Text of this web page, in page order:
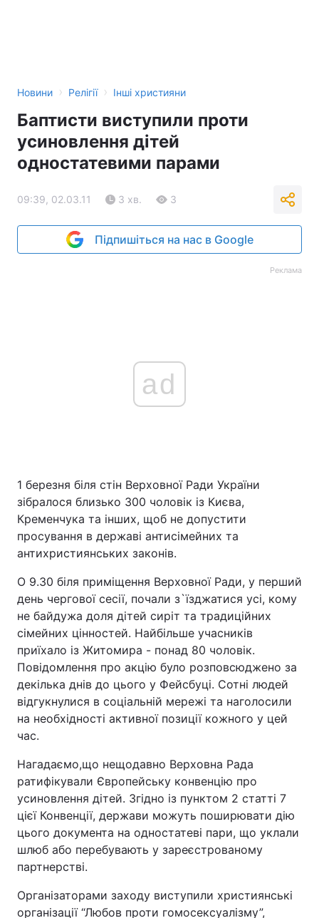
Новини › Релігії › Інші християни
Баптисти виступили проти
усиновлення дітей
одностатевими парами
09:39, 02.03.11 3 хв. 3
Підпишіться на нас в Google
Реклама
ad
1 березня біля стін Верховної Ради України
зібралося близько 300 чоловік із Києва,
Кременчука та інших, щоб не допустити
просування в державі антисімейних та
антихристиянських законів.
О 9.30 біля приміщення Верховної Ради, у перший
день чергової сесії, почали з`їзджатися усі, кому
не байдужа доля дітей сиріт та традиційних
сімейних цінностей. Найбільше учасників
приїхало із Житомира - понад 80 чоловік.
Повідомлення про акцію було розповсюджено за
декілька днів до цього у Фейсбуці. Сотні людей
відгукнулися в соціальній мережі та наголосили
на необхідності активної позиції кожного у цей
час.
Нагадаємо,що нещодавно Верховна Рада
ратифікували Європейську конвенцію про
усиновлення дітей. Згідно із пунктом 2 статті 7
цієї Конвенції, держави можуть поширювати дію
цього документа на одностатеві пари, що уклали
шлюб або перебувають у зареєстрованому
партнерстві.
Організаторами заходу виступили християнські
організації “Любов проти гомосексуалізму”,